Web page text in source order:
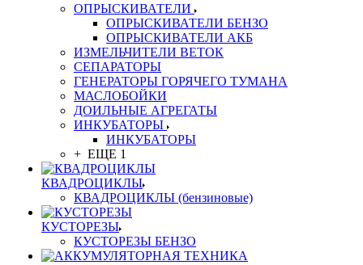
ОПРЫСКИВАТЕЛИ
ОПРЫСКИВАТЕЛИ БЕНЗО
ОПРЫСКИВАТЕЛИ АКБ
ИЗМЕЛЬЧИТЕЛИ ВЕТОК
СЕПАРАТОРЫ
ГЕНЕРАТОРЫ ГОРЯЧЕГО ТУМАНА
МАСЛОБОЙКИ
ДОИЛЬНЫЕ АГРЕГАТЫ
ИНКУБАТОРЫ
ИНКУБАТОРЫ
+ ЕЩЕ 1
КВАДРОЦИКЛЫ
КВАДРОЦИКЛЫ (бензиновые)
КУСТОРЕЗЫ
КУСТОРЕЗЫ БЕНЗО